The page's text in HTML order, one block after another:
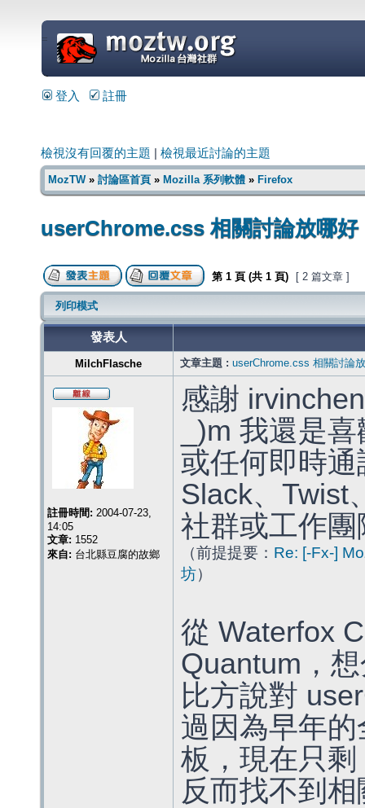
=
登入 註冊
檢視沒有回覆的主題 檢視最近討論的主題
MozTW» 討論區首頁 » Mozilla 系列軟體 » Firefox
userChrome.css 相關討論放哪好
第 1 頁 (共 1 頁) [ 2 篇文章 ]
列印模式
發表人
MilchFlasche 文章主題 : userChrome.css 相關討論
註冊時間: 2004-07-23,
14:05
文章: 1552
來自: 台北縣豆腐的故鄉
感謝
_)m 我還是
或任何即時
Slack、Twist
社群或工作團
（前提提要： Re: [-Fx-]
坊）
從 Waterfox
Quantum，
比方說對
過因為早年
板，現在只
反而找不到